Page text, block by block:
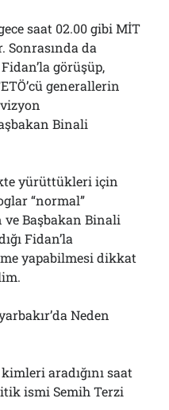
saat 02.00 gibi MİT
Sonrasında da
görüşüp,
generallerin
Binali
yürüttükleri için
“normal”
ve Başbakan Binali
Fidan’la
yapabilmesi dikkat
Neden
aradığını saat
ismi Semih Terzi